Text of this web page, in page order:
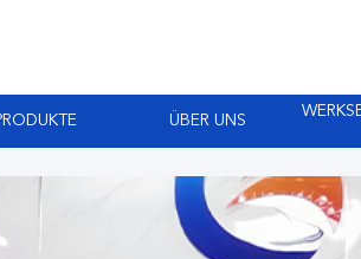
ÜBER UNS